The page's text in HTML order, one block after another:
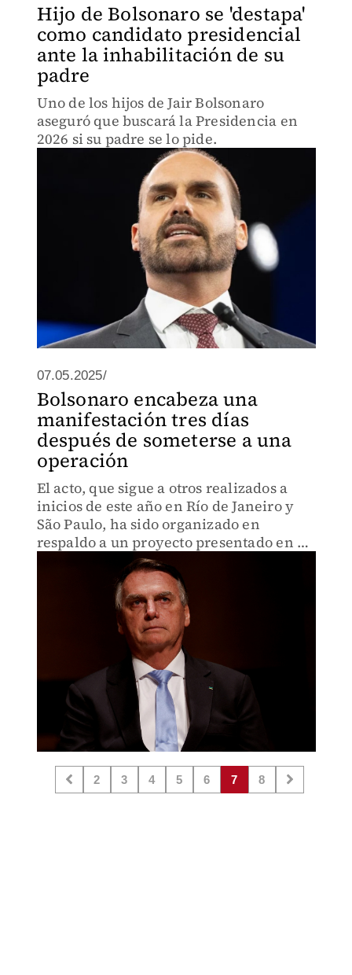
Hijo de Bolsonaro se 'destapa'
como candidato presidencial
ante la inhabilitación de su
padre
Uno de los hijos de Jair Bolsonaro
aseguró que buscará la Presidencia en
2026 si su padre se lo pide.
07.05.2025/
Bolsonaro encabeza una
manifestación tres días
después de someterse a una
operación
El acto, que sigue a otros realizados a
inicios de este año en Río de Janeiro y
São Paulo, ha sido organizado en
respaldo a un proyecto presentado en el
Parlamento por la extrema derecha.
2 3 4 5 6 7 8